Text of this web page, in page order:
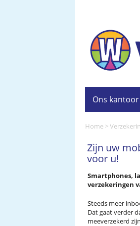
Home >
Zijn uw
voor u!
Smartphones,
verzekeringen
Steeds meer
Dat gaat verder
meeverzekerd
Ons kantoor